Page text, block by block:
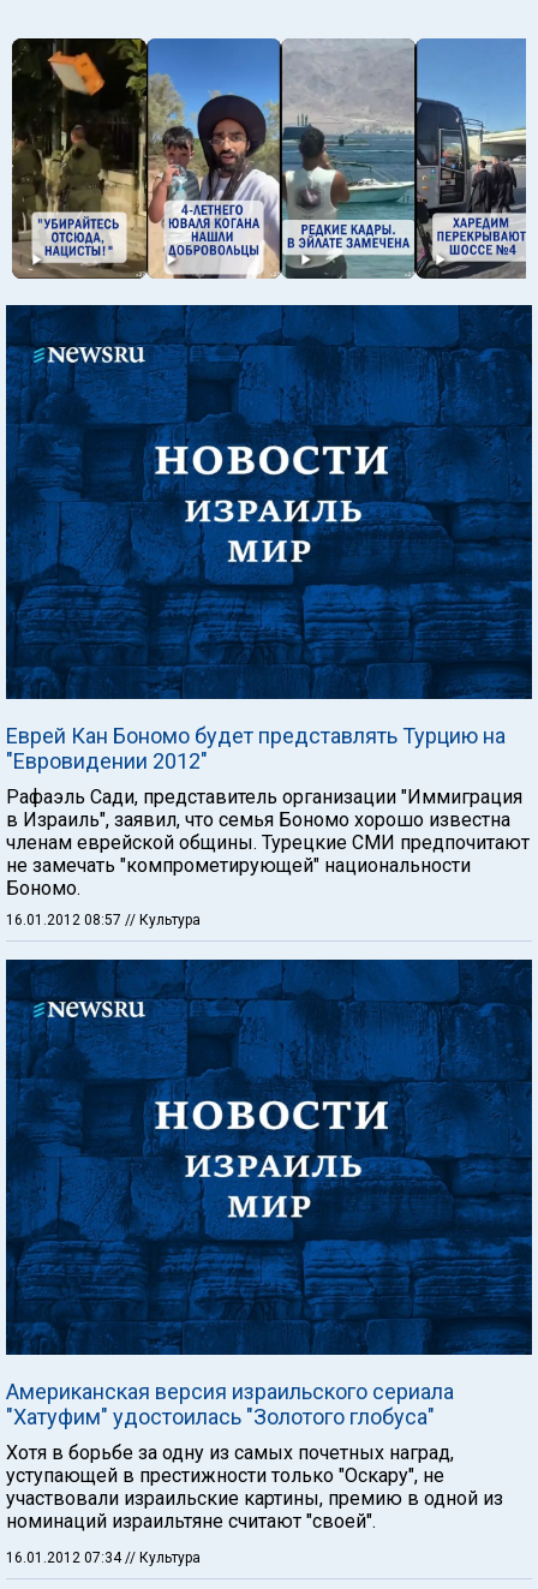
Еврей Кан Бономо будет представлять Турцию на
"Евровидении 2012"
Рафаэль Сади, представитель организации "Иммиграция
в Израиль", заявил, что семья Бономо хорошо известна
членам еврейской общины. Турецкие СМИ предпочитают
не замечать "компрометирующей" национальности
Бономо.
16.01.2012 08:57 // Культура
Американская версия израильского сериала
"Хатуфим" удостоилась "Золотого глобуса"
Хотя в борьбе за одну из самых почетных наград,
уступающей в престижности только "Оскару", не
участвовали израильские картины, премию в одной из
номинаций израильтяне считают "своей".
16.01.2012 07:34 // Культура